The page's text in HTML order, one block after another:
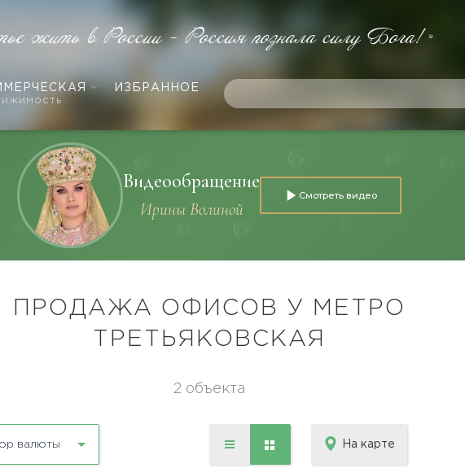
ИЗБРАННОЕ
жить в России - Россия познала силу Бога!»
Видеообращение
Ирины Волиной
Смотреть видео
ПРОДАЖА ОФИСОВ У МЕТРО
ТРЕТЬЯКОВСКАЯ
2 объекта
валюты На карте